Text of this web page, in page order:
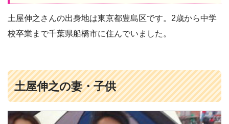
土屋伸之さんの出身地は東京都豊島区です。2歳から中学
校卒業まで千葉県船橋市に住んでいました。
土屋伸之の妻・子供